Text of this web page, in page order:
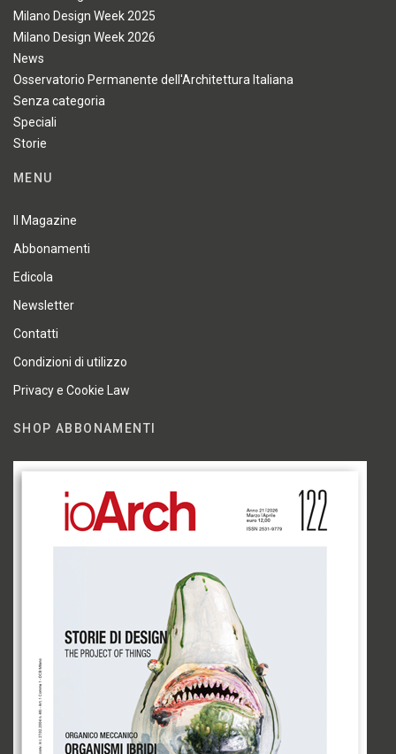
Milano Design Week 2025
Milano Design Week 2026
News
Osservatorio Permanente dell'Architettura Italiana
Senza categoria
Speciali
Storie
MENU
Il Magazine
Abbonamenti
Edicola
Newsletter
Contatti
Condizioni di utilizzo
Privacy e Cookie Law
SHOP ABBONAMENTI